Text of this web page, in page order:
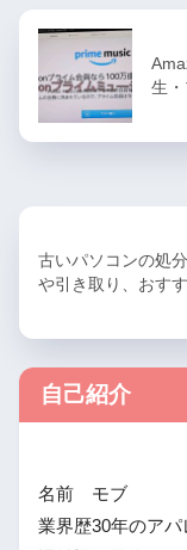
生
古いパソコンの処
や引き取り、おす
自己紹介
名前 モブ
業界歴30年のア